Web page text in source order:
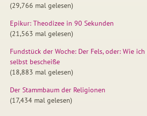
(29,766 mal gelesen)
Epikur: Theodizee in 90 Sekunden
(21,563 mal gelesen)
Fundstück der Woche: Der Fels, oder: Wie
selbst bescheiße
(18,883 mal gelesen)
Der Stammbaum der Religionen
(17,434 mal gelesen)